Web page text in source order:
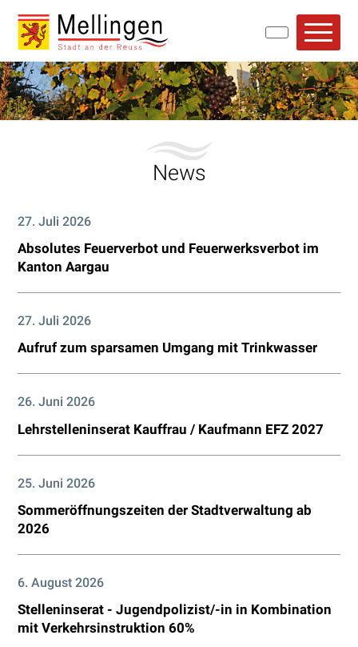
Navigieren in Mellingen
Schnellnavigation
Willkommen bei Mellingen
News
Absolutes Feuerverbot und Feuerwerksverbot im
Kanton Aargau
27. Juli 2026
Aufruf zum sparsamen Umgang mit Trinkwasser
27. Juli 2026
Lehrstelleninserat Kauffrau / Kaufmann EFZ 2027
26. Juni 2026
Sommeröffnungszeiten der Stadtverwaltung ab
2026
25. Juni 2026
Stelleninserat - Jugendpolizist/-in in Kombination
mit Verkehrsinstruktion 60%
6. August 2026